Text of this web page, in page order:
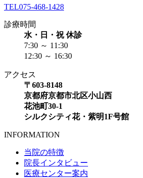
TEL075-468-1428
診療時間
水・日・祝 休診
7:30 ～ 11:30
12:30 ～ 16:30
アクセス
〒603-8148
京都府京都市北区小山西
花池町30-1
シルクシティ花・紫明1F号館
INFORMATION
当院の特徴
院長インタビュー
医療センター案内